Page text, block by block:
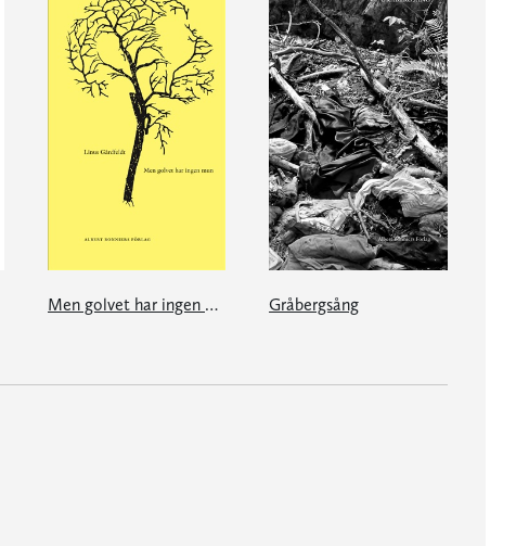
Men golvet har ingen mun Gråbergsång